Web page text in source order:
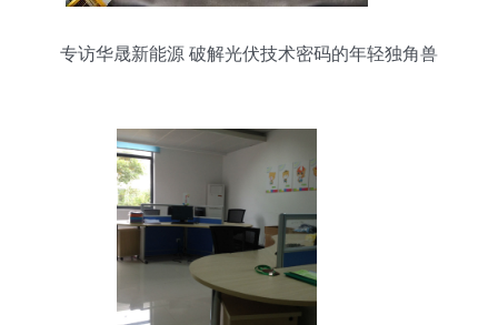
专访华晟新能源 破解光伏技术密码的年轻独角兽